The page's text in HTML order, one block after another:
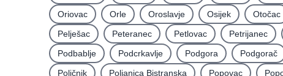
Oriovac
Orle Oroslavje Osijek Otočac
Pelješac
Peteranec Petlovac Petrijanec
Podbablje
Podcrkavlje Podgora Podgorač
Poličnik
Poljanica Bistranska Popovac